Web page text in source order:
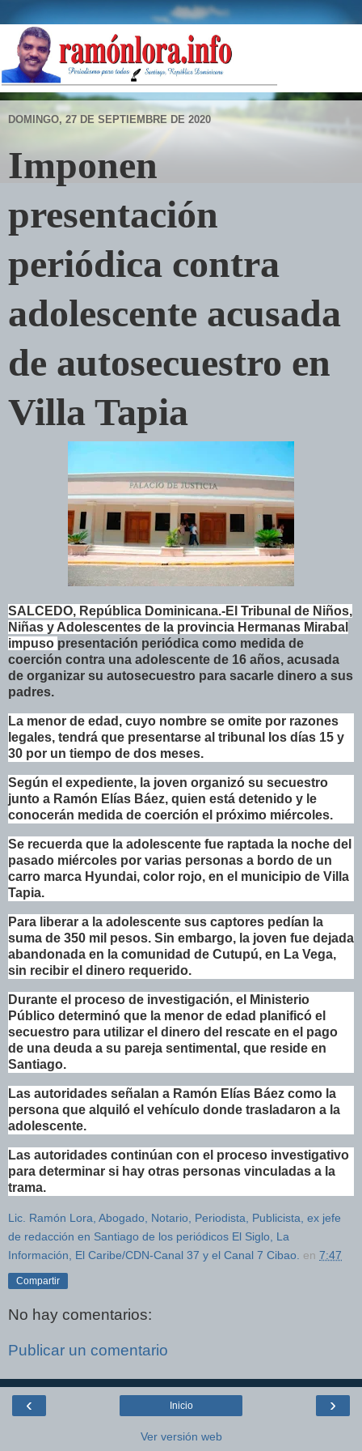
DOMINGO, 27 DE SEPTIEMBRE DE 2020
Imponen
presentación
periódica contra
adolescente acusada
de autosecuestro en
Villa Tapia
SALCEDO, República Dominicana.-El Tribunal de Niños,
Niñas y Adolescentes de la provincia Hermanas Mirabal
impuso presentación periódica como medida de
coerción contra una adolescente de 16 años, acusada
de organizar su autosecuestro para sacarle dinero a sus
padres.
La menor de edad, cuyo nombre se omite por razones
legales, tendrá que presentarse al tribunal los días 15 y
30 por un tiempo de dos meses.
Según el expediente, la joven organizó su secuestro
junto a Ramón Elías Báez, quien está detenido y le
conocerán medida de coerción el próximo miércoles.
Se recuerda que la adolescente fue raptada la noche del
pasado miércoles por varias personas a bordo de un
carro marca Hyundai, color rojo, en el municipio de Villa
Tapia.
Para liberar a la adolescente sus captores pedían la
suma de 350 mil pesos. Sin embargo, la joven fue dejada
abandonada en la comunidad de Cutupú, en La Vega,
sin recibir el dinero requerido.
Durante el proceso de investigación, el Ministerio
Público determinó que la menor de edad planificó el
secuestro para utilizar el dinero del rescate en el pago
de una deuda a su pareja sentimental, que reside en
Santiago.
Las autoridades señalan a Ramón Elías Báez como la
persona que alquiló el vehículo donde trasladaron a la
adolescente.
Las autoridades continúan con el proceso investigativo
para determinar si hay otras personas vinculadas a la
trama.
Lic. Ramón Lora, Abogado, Notario, Periodista, Publicista, ex jefe
de redacción en Santiago de los periódicos El Siglo, La
Información, El Caribe/CDN-Canal 37 y el Canal 7 Cibao. en 7:47
Compartir
No hay comentarios:
Publicar un comentario
‹ ›
Inicio
Ver versión web